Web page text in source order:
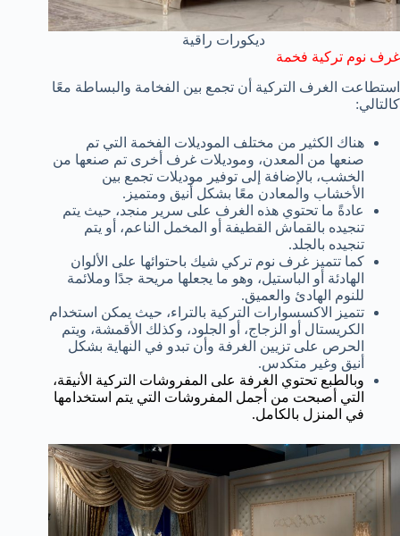
ديكورات راقية
غرف نوم تركية فخمة
استطاعت الغرف التركية أن تجمع بين الفخامة والبساطة معًا
كالتالي:
هناك الكثير من مختلف الموديلات الفخمة التي تم
صنعها من المعدن، وموديلات غرف أخرى تم صنعها من
الخشب، بالإضافة إلى توفير موديلات تجمع بين
الأخشاب والمعادن معًا بشكل أنيق ومتميز.
عادةً ما تحتوي هذه الغرف على سرير منجد، حيث يتم
تنجيده بالقماش القطيفة أو المخمل الناعم، أو يتم
تنجيده بالجلد.
كما تتميز غرف نوم تركي شيك باحتوائها على الألوان
الهادئة أو الباستيل، وهو ما يجعلها مريحة جدًا وملائمة
للنوم الهادئ والعميق.
تتميز الاكسسوارات التركية بالتراء، حيث يمكن استخدام
الكريستال أو الزجاج، أو الجلود، وكذلك الأقمشة، ويتم
الحرص على تزيين الغرفة وأن تبدو في النهاية بشكل
أنيق وغير متكدس.
وبالطبع تحتوي الغرفة على المفروشات التركية الأنيقة،
التي أصبحت من أجمل المفروشات التي يتم استخدامها
في المنزل بالكامل.